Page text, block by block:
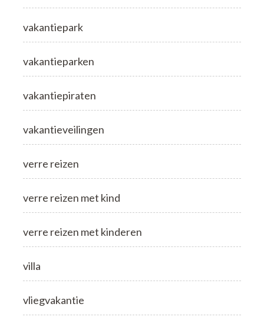
vakantiepark
vakantieparken
vakantiepiraten
vakantieveilingen
verre reizen
verre reizen met kind
verre reizen met kinderen
villa
vliegvakantie